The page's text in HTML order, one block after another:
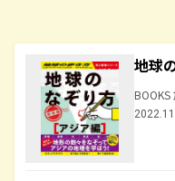
地球
BOOKS